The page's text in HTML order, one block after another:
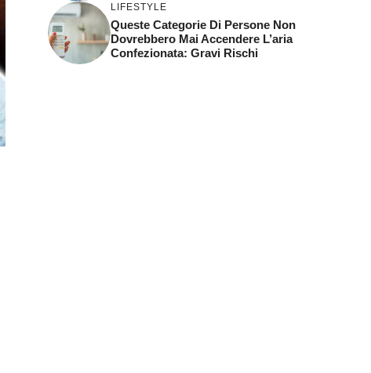
LIFESTYLE
Queste Categorie Di Persone Non
Dovrebbero Mai Accendere L’aria
Confezionata: Gravi Rischi